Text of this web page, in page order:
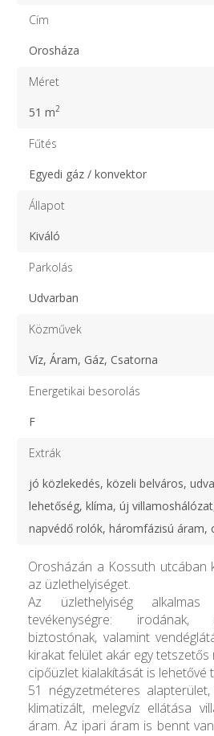
Cím
Orosháza
Méret
51 m2
Fűtés
Egyedi gáz / konvektor
Állapot
Kiváló
Parkolás
Udvarban
Közművek
Víz, Áram, Gáz, Csatorna
Energetikai besorolás
F
Extrák
jó közlekedés, közeli belváros,
lehetőség, klíma, új
napvédő rolók, háromfázisú áram,
Orosházán a Kossuth utcában
az üzlethelyiséget.
Az üzlethelyiség alkalmas
tevékenységre: irodának,
biztostónak, valamint
kirakat felület akár egy
cipőüzlet kialakítását is lehetővé
51 négyzetméteres
klimatizált, melegvíz ellátása
áram. Az ipari áram is bennt